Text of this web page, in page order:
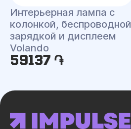
Интерьерная лампа c
колонкой, беспроводной
зарядкой и дисплеем
Volando
59137 ֏